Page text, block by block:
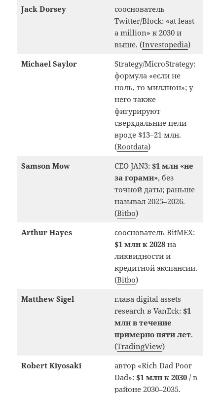
Jack Dorsey
сооснователь
Twitter/Block: «at least
a million» к 2030 и
выше. (Investopedia)
Michael Saylor
Strategy/MicroStrategy:
формула «если не
ноль, то миллион»; у
него также
фигурируют
сверхдальние цели
вроде $13–21 млн.
(Rootdata)
Samson Mow
CEO JAN3: $1 млн «не
за горами», без
точной даты; раньше
называл 2025–2026.
(Bitbo)
Arthur Hayes
сооснователь BitMEX:
$1 млн к 2028на
ликвидности и
кредитной экспансии.
(Bitbo)
Matthew Sigel
глава digital assets
research в VanEck: $1
млн в течение
примерно пяти лет.
(TradingView)
Robert Kiyosaki
автор «Rich Dad Poor
Dad»: $1 млн к 2030/ в
районе 2030–2035.